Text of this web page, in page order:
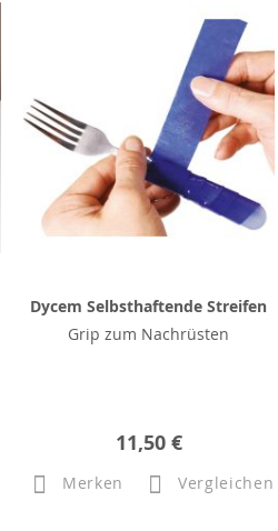
Dycem Selbsthaftende Streifen
Grip zum Nachrüsten
11,50 €
Merken Vergleichen